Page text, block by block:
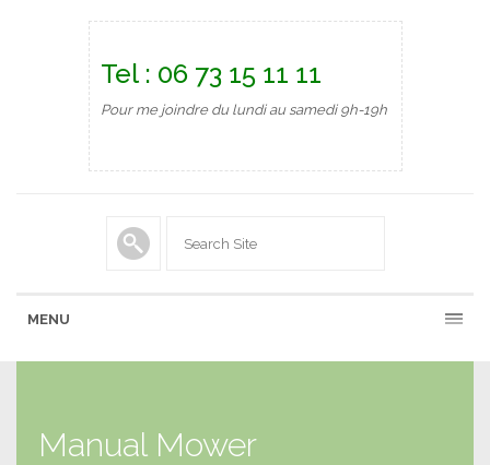
Tel : 06 73 15 11 11
Pour me joindre du lundi au samedi 9h-19h
MENU
Manual Mower